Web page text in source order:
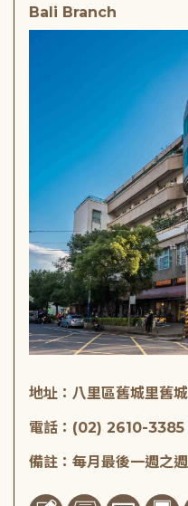
Bali Branch
地址：八里區舊城里舊
電話：(02) 2610-3385
備註：每月最後一週之